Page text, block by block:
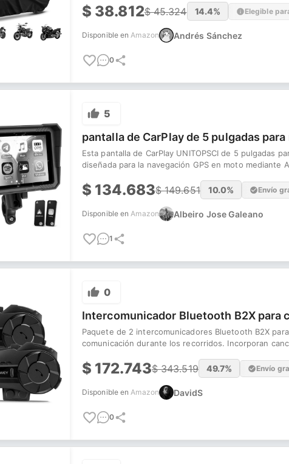
$ 38.812$45.324 14.4% Elegible
Disponible en Amazon Andrés Sánchez
0
5
pantalla de CarPlay de 5 pulgadas
Esta pantalla de CarPlay UNITOPSCI de 5 pulgadas
diseñada para la navegación GPS en moto mediante
$ 134.683$149.651 10.0% Envío
Disponible en Amazon Albeiro Jose Galeano
1
0
Intercomunicador Bluetooth B2X para
Paquete de 2 intercomunicadores Bluetooth B2X
comunicación durante los recorridos. Incorporan
$ 172.743$343.519 49.7% Envío
Disponible en Amazon DavidS
0